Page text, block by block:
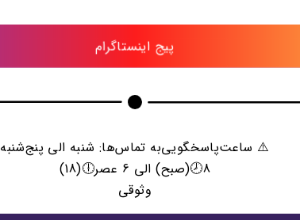
پیج اینستاگرام
⚠️ ساعت‌پاسخگویی‌به تماس‌ها: شنبه الی پنج‌شنبه
8🕗(صبح) الی 6 عصر🕕(18)
وثوقی